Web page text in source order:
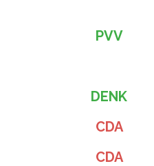
PVV
DENK
CDA
CDA